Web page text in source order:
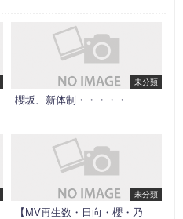
未分類
櫻坂、新体制・・・・・
未分類
【MV再生数・日向・櫻・乃